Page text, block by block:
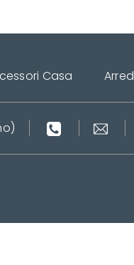
Casa